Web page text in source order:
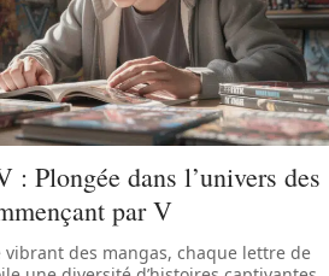
: Plongée dans l’univers des
par V
vibrant des mangas, chaque lettre de